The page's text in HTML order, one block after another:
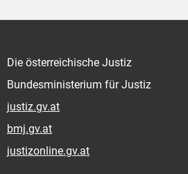
Die österreichische Justiz
Bundesministerium für Justiz
justiz.gv.at
bmj.gv.at
justizonline.gv.at